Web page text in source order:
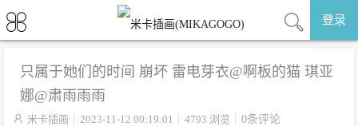
登录
只属于她们的时间 崩坏 雷电芽衣@啊板的猫 琪亚
娜@肃雨雨雨
 米卡插画 2023-11-12 00:19:01 4793 浏览 0条评论